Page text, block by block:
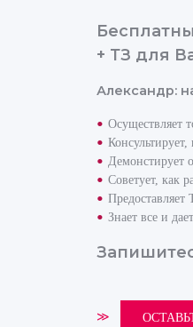
+ ТЗ для
Александр:
Осуществляет
Демонстирует
Советует, как
Знает все и
≫